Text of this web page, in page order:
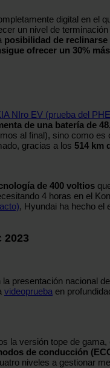
digital en el
un nivel de
posibilidad de
ofrecer un 30%
NIro EV (prueba del
de una batería de
al final), sino como
gracias a los 514 km
de 400 voltios
4 horas en el
, Hyundai ha hecho el
2023
presentación nacional
videoprueba en
la versión tope de
de conducción
niveles a gestionar